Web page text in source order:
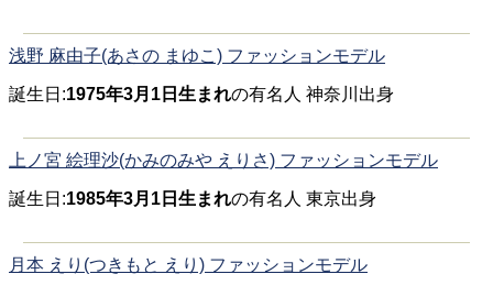
浅野 麻由子(あさの まゆこ) ファッションモデル
誕生日:1975年3月1日生まれの有名人 神奈川出身
上ノ宮 絵理沙(かみのみや えりさ) ファッションモデル
誕生日:1985年3月1日生まれの有名人 東京出身
月本 えり(つきもと えり) ファッションモデル